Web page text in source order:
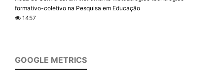
formativo-coletivo na Pesquisa em Educação
1457
GOOGLE METRICS